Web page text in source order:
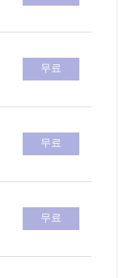
무료
무료
무료